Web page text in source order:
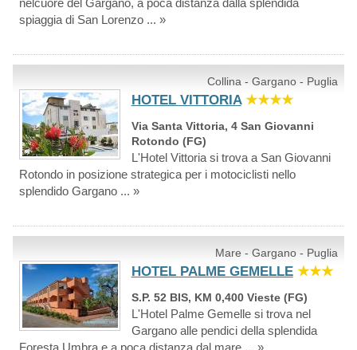
nelcuore del Gargano, a poca distanza dalla splendida
spiaggia di San Lorenzo ... »
Collina - Gargano - Puglia
HOTEL VITTORIA ★★★★
Via Santa Vittoria, 4 San Giovanni
Rotondo (FG)
L'Hotel Vittoria si trova a San Giovanni
Rotondo in posizione strategica per i motociclisti nello
splendido Gargano ... »
Mare - Gargano - Puglia
HOTEL PALME GEMELLE ★★★
S.P. 52 BIS, KM 0,400 Vieste (FG)
L'Hotel Palme Gemelle si trova nel
Gargano alle pendici della splendida